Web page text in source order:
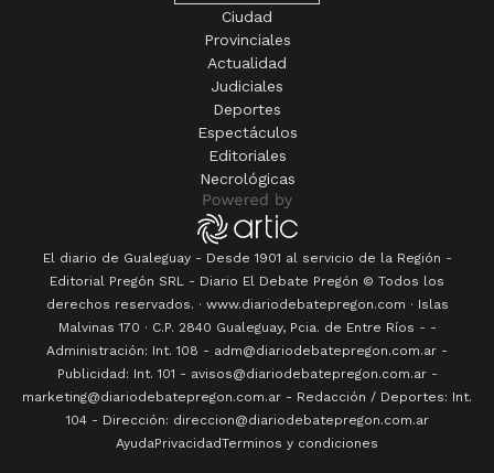
Ciudad
Provinciales
Actualidad
Judiciales
Deportes
Espectáculos
Editoriales
Necrológicas
El diario de Gualeguay - Desde 1901 al servicio de la Región -
Editorial Pregón SRL - Diario El Debate Pregón © Todos los
derechos reservados. · www.diariodebatepregon.com · Islas
Malvinas 170 · C.P. 2840 Gualeguay, Pcia. de Entre Ríos - -
Administración: Int. 108 - adm@diariodebatepregon.com.ar -
Publicidad: Int. 101 - avisos@diariodebatepregon.com.ar -
marketing@diariodebatepregon.com.ar - Redacción / Deportes: Int.
104 - Dirección: direccion@diariodebatepregon.com.ar
AyudaPrivacidadTerminos y condiciones